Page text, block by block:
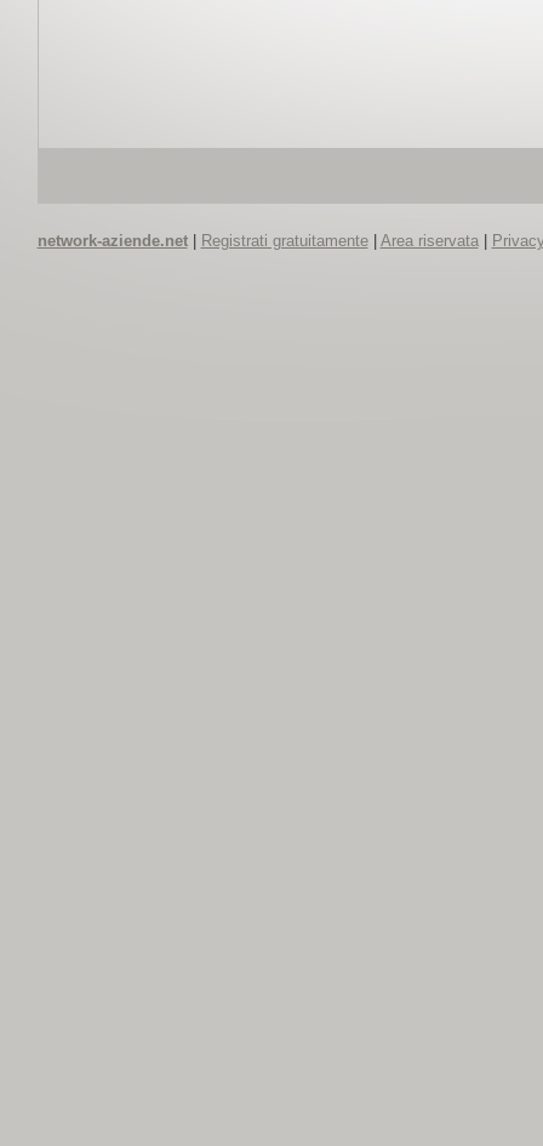
network-aziende.net| Registrati gratuitamente| Area riservata|